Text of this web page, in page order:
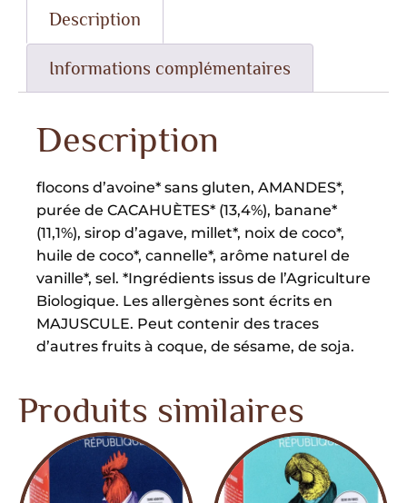
Description
Informations complémentaires
Description
flocons d’avoine* sans gluten, AMANDES*,
purée de CACAHUÈTES* (13,4%), banane*
(11,1%), sirop d’agave, millet*, noix de coco*,
huile de coco*, cannelle*, arôme naturel de
vanille*, sel. *Ingrédients issus de l’Agriculture
Biologique. Les allergènes sont écrits en
MAJUSCULE. Peut contenir des traces
d’autres fruits à coque, de sésame, de soja.
Produits similaires